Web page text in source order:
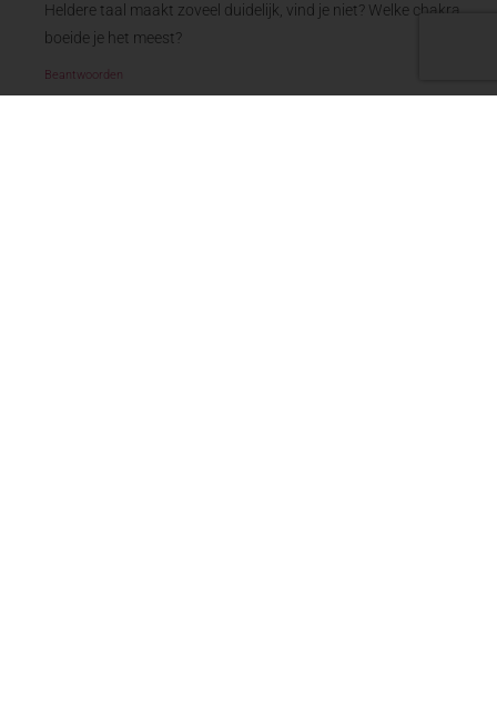
Heldere taal maakt zoveel duidelijk, vind je niet? Welke chakra
boeide je het meest?
Beantwoorden